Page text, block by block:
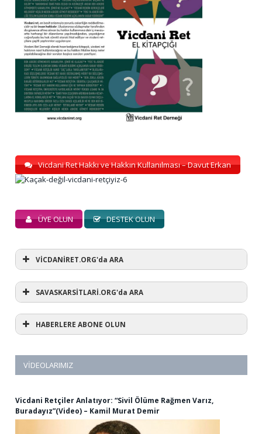
Vicdani Ret Hakkı ve Hakkın Kullanılması – Davut Erkan
ÜYE OLUN DESTEK OLUN
VİCDANİRET.ORG'da ARA
SAVASKARSİTLARİ.ORG'da ARA
HABERLERE ABONE OLUN
VIDEOLARIMIZ
Vicdani Retçiler Anlatıyor: “Sivil Ölüme Rağmen Varız,
Buradayız”(Video) – Kamil Murat Demir